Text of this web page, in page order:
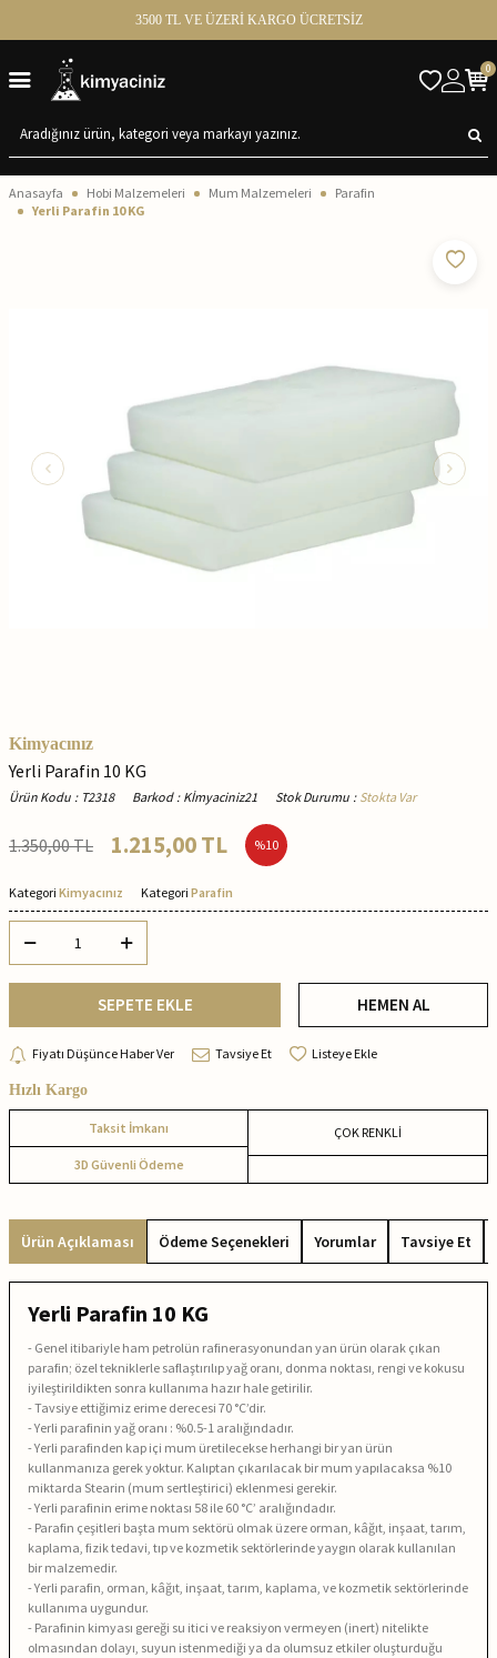
3500 TL VE ÜZERİ KARGO ÜCRETSİZ
0
Anasayfa Hobi Malzemeleri Mum Malzemeleri
Parafin
Yerli Parafin 10 KG
Kimyacınız
Yerli Parafin 10 KG
Ürün Kodu : T2318 Barkod : Kİmyaciniz21 Stok Durumu : Stokta Var
1.350,00TL 1.215,00TL %10
Kategori Kimyacınız Kategori Parafin
SEPETE EKLE HEMEN AL
Fiyatı Düşünce Haber Ver Tavsiye Et Listeye Ekle
Hızlı Kargo
Taksit İmkanı
3D Güvenli Ödeme
ÇOK RENKLİ
Ürün Açıklaması Ödeme Seçenekleri Yorumlar Tavsiye Et
Yerli Parafin 10 KG
- Genel itibariyle ham petrolün rafinerasyonundan yan ürün olarak çıkan
parafin; özel tekniklerle saflaştırılıp yağ oranı, donma noktası, rengi ve kokusu
iyileştirildikten sonra kullanıma hazır hale getirilir.
- Tavsiye ettiğimiz erime derecesi 70 °C’dir.
- Yerli parafinin yağ oranı : %0.5-1 aralığındadır.
- Yerli parafinden kap içi mum üretilecekse herhangi bir yan ürün
kullanmanıza gerek yoktur. Kalıptan çıkarılacak bir mum yapılacaksa %10
miktarda Stearin (mum sertleştirici) eklenmesi gerekir.
- Yerli parafinin erime noktası 58 ile 60 °C’ aralığındadır.
- Parafin çeşitleri başta mum sektörü olmak üzere orman, kâğıt, inşaat, tarım,
kaplama, fizik tedavi, tıp ve kozmetik sektörlerinde yaygın olarak kullanılan
bir malzemedir.
- Yerli parafin, orman, kâğıt, inşaat, tarım, kaplama, ve kozmetik sektörlerinde
kullanıma uygundur.
- Parafinin kimyası gereği su itici ve reaksiyon vermeyen (inert) nitelikte
olmasından dolayı, suyun istenmediği ya da olumsuz etkiler oluşturduğu